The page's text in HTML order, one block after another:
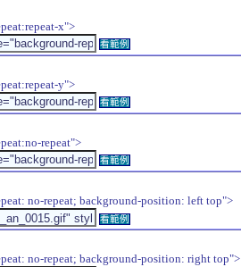
x">
看範例
y">
看範例
repeat">
看範例
no-repeat; background-position: left top">
看範例
no-repeat; background-position: right top">